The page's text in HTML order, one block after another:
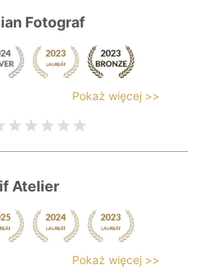
Fotograf
Pokaż więcej >>
Atelier
Pokaż więcej >>